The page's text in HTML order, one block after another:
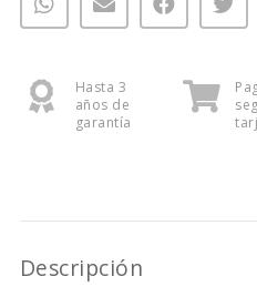
Hasta 3
años de
garantía
Descripción